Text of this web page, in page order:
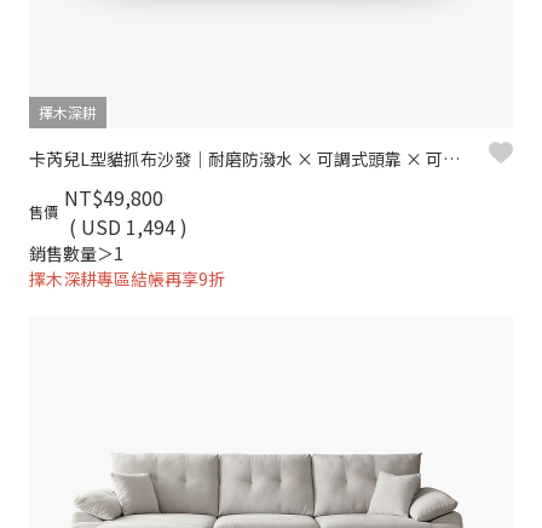
擇木深耕
卡芮兒L型貓抓布沙發｜耐磨防潑水 × 可調式頭靠 × 可拆洗布套 – 擇木深耕
售價 NT$49,800
( USD 1,494 )
銷售數量＞1
擇木深耕專區結帳再享9折